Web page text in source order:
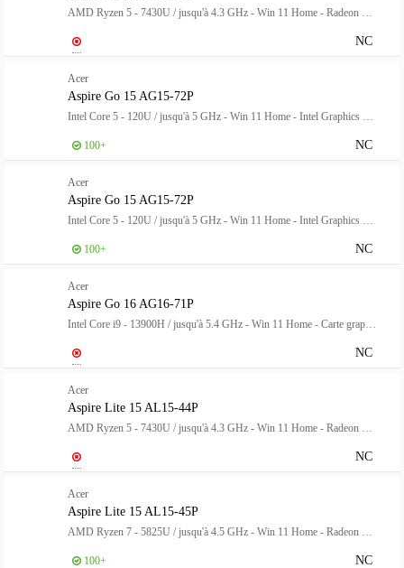
NC
Acer
Aspire Go 15 AG15-72P
NC
100+
Acer
Aspire Go 15 AG15-72P
NC
100+
Acer
Aspire Go 16 AG16-71P
NC
Acer
Aspire Lite 15 AL15-44P
NC
Acer
Aspire Lite 15 AL15-45P
NC
100+